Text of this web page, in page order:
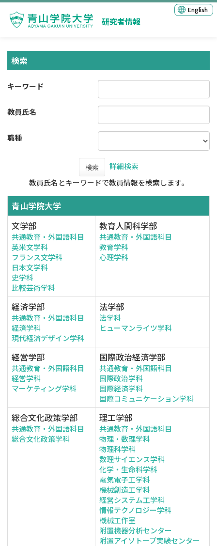
研究者情報
English
検索
キーワード
教員氏名
職種
検索
詳細検索
教員氏名とキーワードで教員情報を検索します。
青山学院大学
文学部
共通教育・外国語科目
英米文学科
フランス文学科
日本文学科
史学科
比較芸術学科
教育人間科学部
共通教育・外国語科目
教育学科
心理学科
経済学部
共通教育・外国語科目
経済学科
現代経済デザイン学科
法学部
法学科
ヒューマンライツ学科
経営学部
共通教育・外国語科目
経営学科
マーケティング学科
国際政治経済学部
共通教育・外国語科目
国際政治学科
国際経済学科
国際コミュニケーション学科
総合文化政策学部
共通教育・外国語科目
総合文化政策学科
理工学部
共通教育・外国語科目
物理・数理学科
物理科学科
数理サイエンス学科
化学・生命科学科
電気電子工学科
機械創造工学科
経営システム工学科
情報テクノロジー学科
機械工作室
附置機器分析センター
附置アイソトープ実験センター